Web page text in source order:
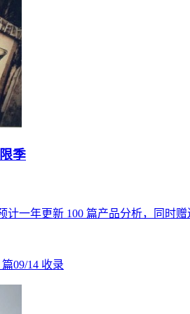
季
计一年更新 100 篇产品分析，同时
篇09/14 收录